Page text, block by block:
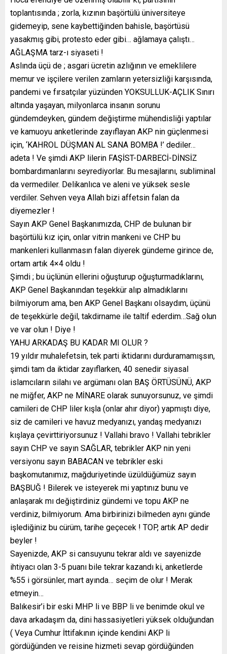
toplantısında ; zorla, kızının başörtülü üniversiteye
gidemeyip, sene kaybettiğinden bahisle, başörtüsü
yasakmış gibi, protesto eder gibi… ağlamaya çalıştı…
AĞLAŞMA tarz-ı siyaseti !
Aslında üçü de ; asgari ücretin azlığının ve emeklilere
memur ve işçilere verilen zamların yetersizliği karşısında,
pandemi ve fırsatçılar yüzünden YOKSULLUK-AÇLIK Sınırı
altında yaşayan, milyonlarca insanın sorunu
gündemdeyken, gündem değiştirme mühendisliği yaptılar
ve kamuoyu anketlerinde zayıflayan AKP nin güçlenmesi
için, ‘KAHROL DÜŞMAN AL SANA BOMBA !’ dediler…
adeta ! Ve şimdi AKP lilerin FAŞİST-DARBECİ-DİNSİZ
bombardımanlarını seyrediyorlar. Bu mesajlarını, subliminal
da vermediler. Delikanlıca ve aleni ve yüksek sesle
verdiler. Sehven veya Allah bizi affetsin falan da
diyemezler !
Sayın AKP Genel Başkanımızda, CHP de bulunan bir
başörtülü kız için, onlar vitrin mankeni ve CHP bu
mankenleri kullanmasın falan diyerek gündeme girince de,
ortam artık 4×4 oldu !
Şimdi ; bu üçlünün ellerini oğuşturup oğuşturmadıklarını,
AKP Genel Başkanından teşekkür alıp almadıklarını
bilmiyorum ama, ben AKP Genel Başkanı olsaydım, üçünü
de teşekkürle değil, takdirname ile taltif ederdim…Sağ olun
ve var olun ! Diye !
YAHU ARKADAŞ BU KADAR MI OLUR ?
19 yıldır muhalefetsin, tek parti iktidarını durduramamışsın,
şimdi tam da iktidar zayıflarken, 40 senedir siyasal
islamcıların silahı ve argümanı olan BAŞ ÖRTÜSÜNÜ, AKP
ne miğfer, AKP ne MİNARE olarak sunuyorsunuz, ve şimdi
camileri de CHP liler kışla (onlar ahır diyor) yapmıştı diye,
siz de camileri ve havuz medyanızı, yandaş medyanızı
kışlaya çevirttiriyorsunuz ! Vallahi bravo ! Vallahi tebrikler
sayın CHP ve sayın SAĞLAR, tebrikler AKP nin yeni
versiyonu sayın BABACAN ve tebrikler eski
başkomutanımız, mağduriyetinde üzüldüğümüz sayın
BAŞBUĞ ! Bilerek ve isteyerek mi yaptınız bunu ve
anlaşarak mı değiştirdiniz gündemi ve topu AKP ne
verdiniz, bilmiyorum. Ama birbirinizi bilmeden aynı günde
işlediğiniz bu cürüm, tarihe geçecek ! TOP, artık AP dedir
beyler !
Sayenizde, AKP si cansuyunu tekrar aldı ve sayenizde
ihtiyacı olan 3-5 puanı bile tekrar kazandı ki, anketlerde
%55 i görsünler, mart ayında… seçim de olur ! Merak
etmeyin…
Balıkesir’i bir eski MHP li ve BBP li ve benimde okul ve
dava arkadaşım da, dini hassasiyetleri yüksek olduğundan
( Veya Cumhur İttifakının içinde kendini AKP li
gördüğünden ve reisine hizmeti sevap gördüğünden